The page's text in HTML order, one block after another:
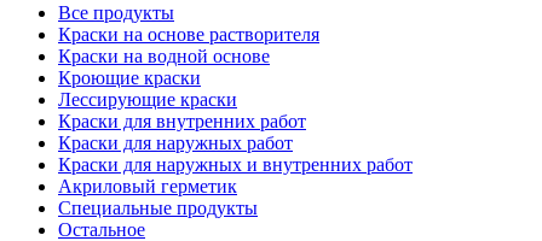
Все продукты
Краски на основе растворителя
Краски на водной основе
Кроющие краски
Лессирующие краски
Краски для внутренних работ
Краски для наружных работ
Краски для наружных и внутренних работ
Акриловый герметик
Специальные продукты
Остальное